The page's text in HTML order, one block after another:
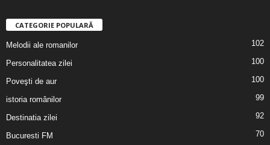
CATEGORIE POPULARĂ
Melodii ale romanilor 102
Personalitatea zilei 100
Poveşti de aur 100
istoria românilor 99
Destinatia zilei 92
Bucuresti FM 70